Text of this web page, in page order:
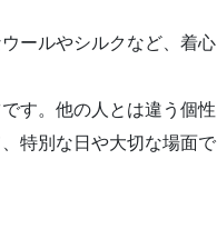
ールやシルクなど、着心
す。他の人とは違う個性
特別な日や大切な場面で